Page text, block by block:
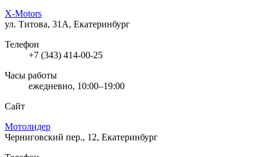
X-Motors
ул. Титова, 31А, Екатеринбург
Телефон
+7 (343) 414-00-25
Часы работы
ежедневно, 10:00–19:00
Сайт
Мотолидер
Черниговский пер., 12, Екатеринбург